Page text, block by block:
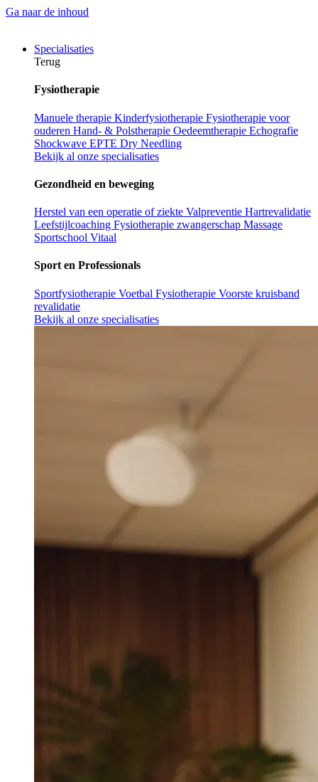
Ga naar de inhoud
Specialisaties
Terug
Fysiotherapie
Manuele therapie Kinderfysiotherapie Fysiotherapie voor
ouderen Hand- & Polstherapie Oedeemtherapie Echografie
Shockwave EPTE Dry Needling
Bekijk al onze specialisaties
Gezondheid en beweging
Herstel van een operatie of ziekte Valpreventie Hartrevalidatie
Leefstijlcoaching Fysiotherapie zwangerschap Massage
Sportschool Vitaal
Sport en Professionals
Sportfysiotherapie Voetbal Fysiotherapie Voorste kruisband
revalidatie
Bekijk al onze specialisaties